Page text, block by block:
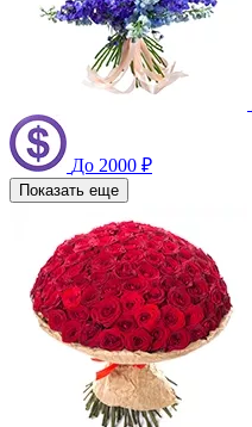
До 2000 ₽
Показать еще